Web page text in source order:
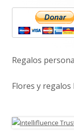
lateral
principal
Regalos
Flores y regalos